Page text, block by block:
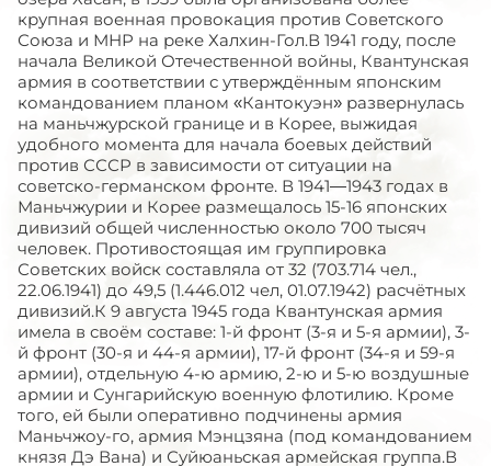
крупная военная провокация против Советского
Союза и МНР на реке Халхин-Гол.В 1941 году, после
начала Великой Отечественной войны, Квантунская
армия в соответствии с утверждённым японским
командованием планом «Кантокуэн» развернулась
на маньчжурской границе и в Корее, выжидая
удобного момента для начала боевых действий
против СССР в зависимости от ситуации на
советско-германском фронте. В 1941—1943 годах в
Маньчжурии и Корее размещалось 15-16 японских
дивизий общей численностью около 700 тысяч
человек. Противостоящая им группировка
Советских войск составляла от 32 (703.714 чел.,
22.06.1941) до 49,5 (1.446.012 чел, 01.07.1942) расчётных
дивизий.К 9 августа 1945 года Квантунская армия
имела в своём составе: 1-й фронт (3-я и 5-я армии), 3-
й фронт (30-я и 44-я армии), 17-й фронт (34-я и 59-я
армии), отдельную 4-ю армию, 2-ю и 5-ю воздушные
армии и Сунгарийскую военную флотилию. Кроме
того, ей были оперативно подчинены армия
Маньчжоу-го, армия Мэнцзяна (под командованием
князя Дэ Вана) и Суйюаньская армейская группа.В